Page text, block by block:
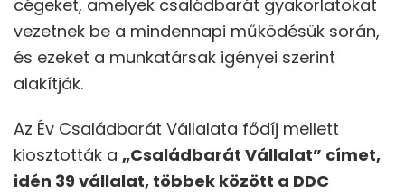
cégeket, amelyek családbarát gyakorlatokat
vezetnek be a mindennapi működésük során,
és ezeket a munkatársak igényei szerint
alakítják.
Az Év Családbarát Vállalata fődíj mellett
kiosztották a „Családbarát Vállalat” címet,
idén 39 vállalat, többek között a DDC